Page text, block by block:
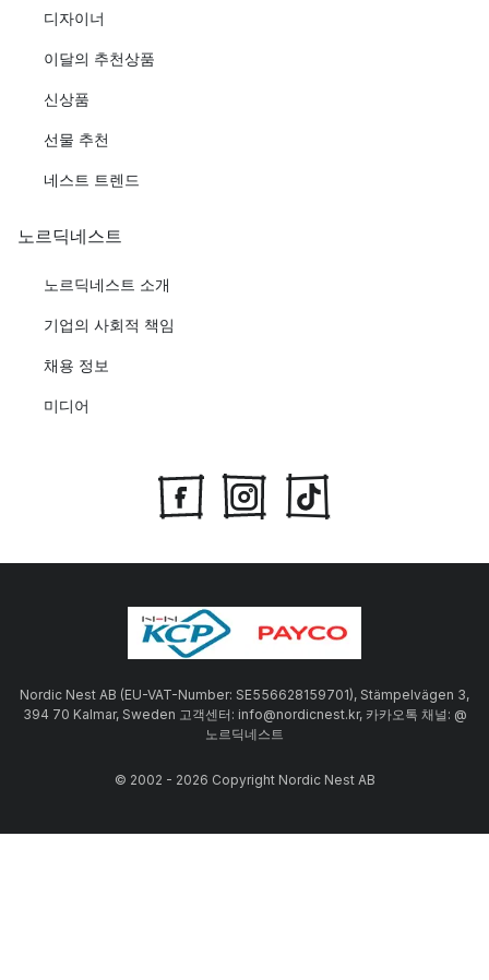
디자이너
이달의 추천상품
신상품
선물 추천
네스트 트렌드
노르딕네스트
노르딕네스트 소개
기업의 사회적 책임
채용 정보
미디어
Nordic Nest AB (EU-VAT-Number: SE556628159701), Stämpelvägen 3,
394 70 Kalmar, Sweden 고객센터: info@nordicnest.kr, 카카오톡 채널: @
노르딕네스트
© 2002 - 2026 Copyright Nordic Nest AB